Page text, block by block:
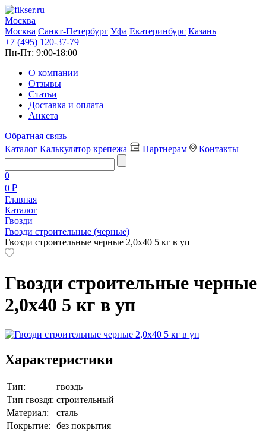
Москва
Москва Санкт-Петербург Уфа Екатеринбург Казань
+7 (495) 120-37-79
Пн-Пт: 9:00-18:00
О компании
Отзывы
Статьи
Доставка и оплата
Анкета
Обратная связь
Каталог Калькулятор крепежа Партнерам Контакты
0
0 ₽
Главная
Каталог
Гвозди
Гвозди строительные (черные)
Гвозди строительные черные 2,0х40 5 кг в уп
Гвозди строительные черные
2,0х40 5 кг в уп
Характеристики
Тип:
гвоздь
Тип гвоздя: строительный
Материал:
сталь
Покрытие:
без покрытия